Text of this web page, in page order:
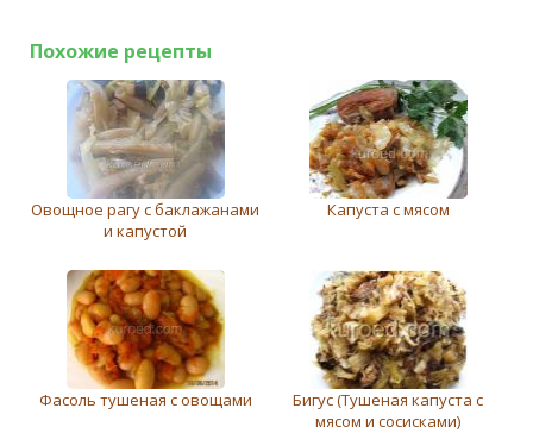
Похожие рецепты
Овощное рагу с баклажанами
и капустой
Капуста с мясом
Фасоль тушеная с овощами
Бигус (Тушеная капуста с
мясом и сосисками)